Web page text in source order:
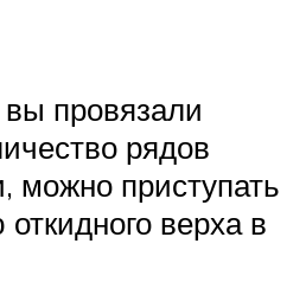
вы провязали
рядов
можно приступать
верха в